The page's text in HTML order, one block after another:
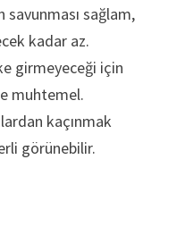
savunması sağlam,
kadar az.
girmeyeceği için
muhtemel.
kaçınmak
görünebilir.